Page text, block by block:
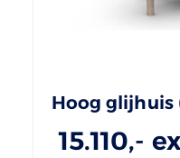
Hoog glijhuis
15.110,-